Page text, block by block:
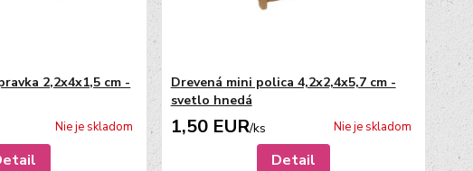
2,2x4x1,5 cm -
Nie je skladom
Drevená mini polica 4,2x2,4x5,7 cm -
svetlo hnedá
1,50 EUR/ks Nie je skladom
Detail